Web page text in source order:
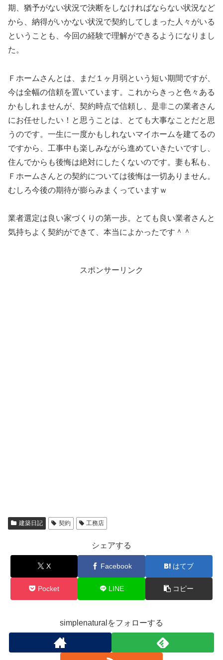
期、猶予がない状況で決断をしなければならない状況など
から、納得がいかない状況で契約してしまった人々がいる
ということも、今回の経験で理解ができるようになりまし
た。
Ｆホームさんとは、まだ１ヶ月弱という短い期間ですが、
今は全幅の信頼を置いています。これからきっと色々ある
かもしれませんが、契約時点で信頼し、是非この業者さん
にお任せしたい！と思うことは、とても大事なことだと思
うのです。一生に一度かもしれないマイホームを建てるの
ですから、工事中も楽しみながら進めていきたいですし、
住んでからも後悔は絶対にしたくないのです。妻も私も、
Ｆホームさんとの契約については後悔は一切ありません。
むしろ今後の期待が膨らみまくっていますｗ
業者選定は良い家づくりの第一歩。とても良い業者さんと
気持ちよく契約ができて、本当によかったです＾＾
スポンサーリンク
建築日記 契約 工務店
シェアする
X Facebook はてブ
Pocket LINE コピー
simplenaturalをフォローする